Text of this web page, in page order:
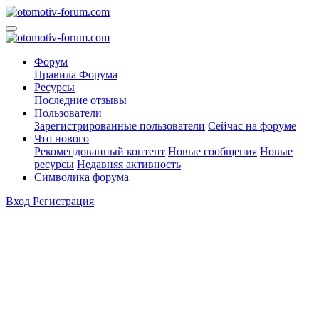
Форум
Правила Форума
Ресурсы
Последние отзывы
Пользователи
Зарегистрированные пользователи Сейчас на форуме
Что нового
Рекомендованный контент Новые сообщения Новые
ресурсы Недавняя активность
Символика форума
Вход Регистрация